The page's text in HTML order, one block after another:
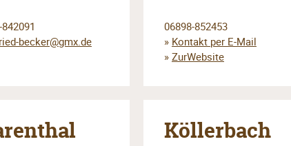
becker@gmx.de
06898-852453
» Kontakt per E-Mail
» ZurWebsite
Köllerbach